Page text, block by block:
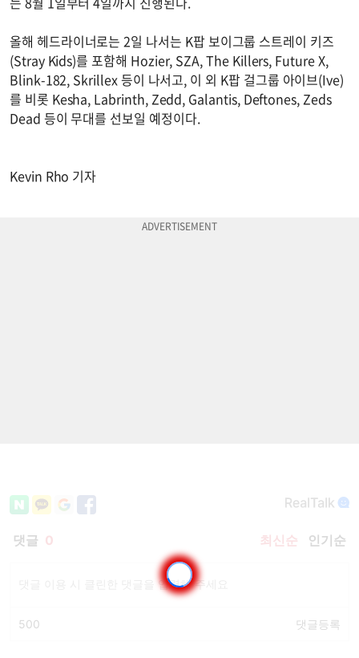
올해 헤드라이너로는 2일 나서는 K팝 보이그룹 스트레이 키즈
(Stray Kids)를 포함해 Hozier, SZA, The Killers, Future X,
Blink-182, Skrillex 등이 나서고, 이 외 K팝 걸그룹 아이브(Ive)
를 비롯 Kesha, Labrinth, Zedd, Galantis, Deftones, Zeds
Dead 등이 무대를 선보일 예정이다.
Kevin Rho 기자